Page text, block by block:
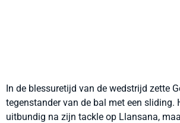
In de blessuretijd van de wedstrijd zette
tegenstander van de bal met een sliding.
uitbundig na zijn tackle op Llansana,